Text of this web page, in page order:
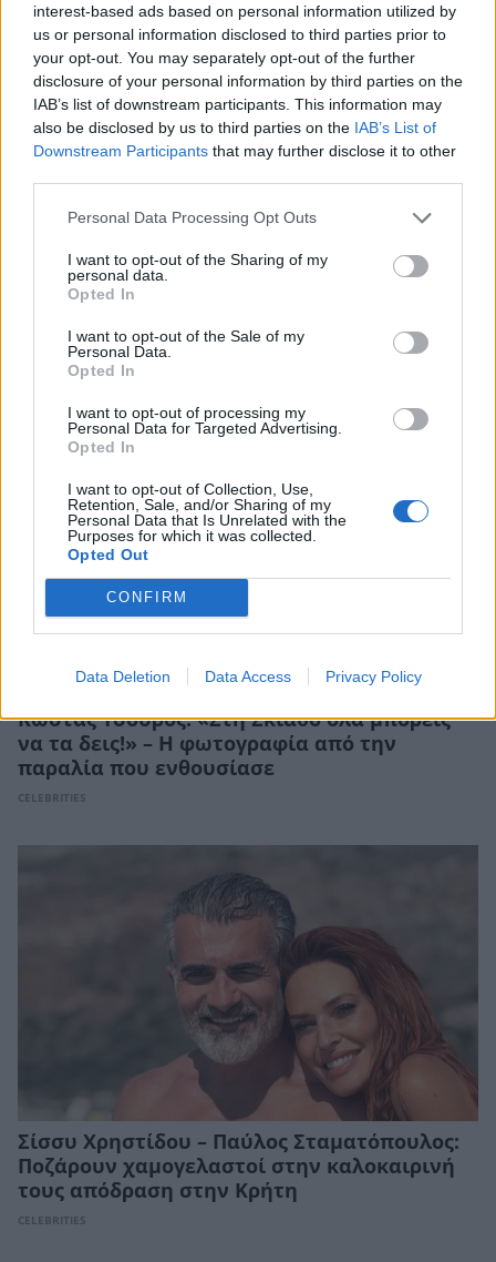
interest-based ads based on personal information utilized by
us or personal information disclosed to third parties prior to
your opt-out. You may separately opt-out of the further
disclosure of your personal information by third parties on the
IAB’s list of downstream participants. This information may
also be disclosed by us to third parties on the IAB’s List of
Downstream Participants that may further disclose it to other
Personal Data Processing Opt Outs
I want to opt-out of the Sharing of my
personal data.
Opted In
I want to opt-out of the Sale of my
Personal Data.
Opted In
I want to opt-out of processing my
Personal Data for Targeted Advertising.
Opted In
I want to opt-out of Collection, Use,
Retention, Sale, and/or Sharing of my
Personal Data that Is Unrelated with the
Purposes for which it was collected.
Opted Out
CONFIRM
Data Deletion Data Access Privacy Policy
ετών
Κώστας Τσουρός: «Στη Σκιάθο όλα μπορείς
να τα δεις!» – Η φωτογραφία από την
παραλία που ενθουσίασε
CELEBRITIES
Σίσσυ Χρηστίδου – Παύλος Σταματόπουλος:
Ποζάρουν χαμογελαστοί στην καλοκαιρινή
τους απόδραση στην Κρήτη
CELEBRITIES